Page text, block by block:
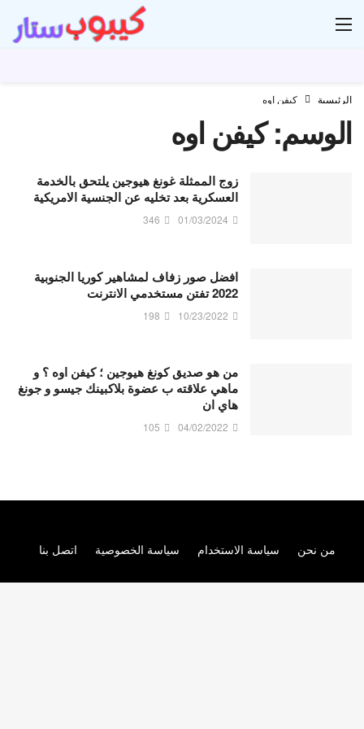
الرئيسية كيفن اوه
الوسم:كيفن اوه
زوج الممثلة غونغ هيوجين يلتحق بالخدمة
العسكرية بعد تخليه عن الجنسية الامريكية
01/03/2024
346
افضل صور زفاف لمشاهير كوريا الجنوبية
2022 تفتن مستخدمي الانترنت
10/23/2022
198
من هو صديق كونغ هيوجين ؛ كيفن اوه ؟ و
ماهي علاقته ب عضوة بلاكبينك جيسو و جونغ
هاي ان
04/02/2022
105
من نحن سياسة الاستخدام سياسة الخصوصية اتصل بنا